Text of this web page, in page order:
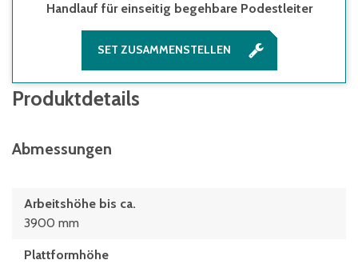
Handlauf für einseitig begehbare Podestleiter
SET ZUSAMMENSTELLEN
Produktdetails
Abmessungen
Arbeitshöhe bis ca.
3900 mm
Plattformhöhe